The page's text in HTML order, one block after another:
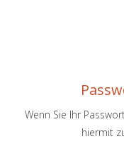
Wenn Sie Ihr
hiermit